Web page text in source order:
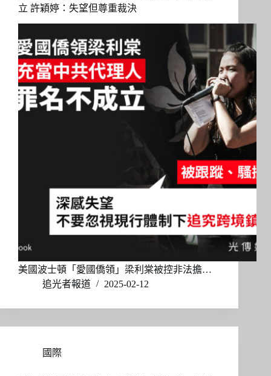
立 許穎婷：失望但尊重裁決
美國波士頓「愛國僑領」梁利棠被控非法擔…
追光者報道
2025-02-12
國際